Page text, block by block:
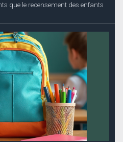
que le recensement des enfants